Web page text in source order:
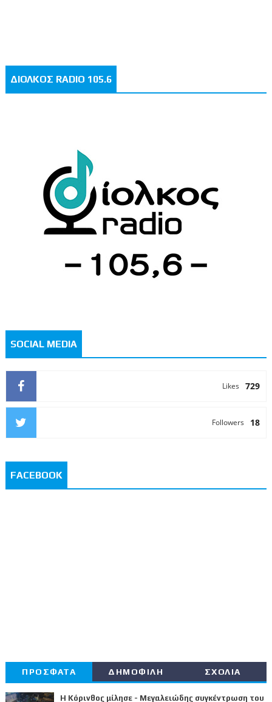
ΔΙΟΛΚΟΣ RADIO 105.6
SOCIAL MEDIA
729
Likes
18
Followers
FACEBOOK
ΠΡΟΣΦΑΤΑ ΔΗΜΟΦΙΛΗ ΣΧΟΛΙΑ
Η Κόρινθος μίλησε - Μεγαλειώδης συγκέντρωση του